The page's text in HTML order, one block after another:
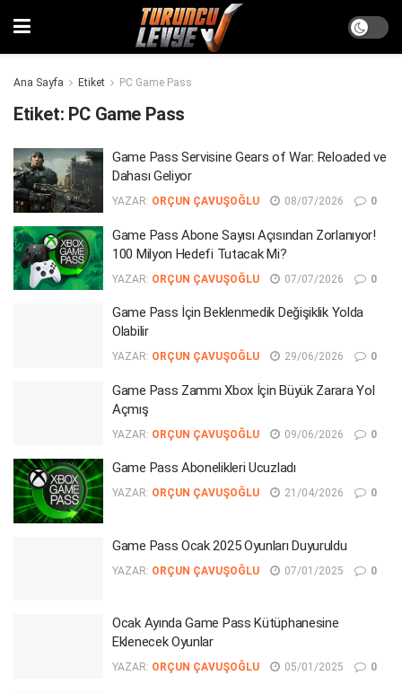
Ana Sayfa Etiket PC Game Pass
Etiket: PC Game Pass
Game Pass Servisine Gears of War: Reloaded ve
Dahası Geliyor
YAZAR: ORÇUN ÇAVUŞOĞLU 08/07/2026 0
Game Pass Abone Sayısı Açısından Zorlanıyor!
100 Milyon Hedefi Tutacak Mi?
YAZAR: ORÇUN ÇAVUŞOĞLU 07/07/2026 0
Game Pass İçin Beklenmedik Değişiklik Yolda
Olabilir
YAZAR: ORÇUN ÇAVUŞOĞLU 29/06/2026 0
Game Pass Zammı Xbox İçin Büyük Zarara Yol
Açmış
YAZAR: ORÇUN ÇAVUŞOĞLU 09/06/2026 0
Game Pass Abonelikleri Ucuzladı
YAZAR: ORÇUN ÇAVUŞOĞLU 21/04/2026 0
Game Pass Ocak 2025 Oyunları Duyuruldu
YAZAR: ORÇUN ÇAVUŞOĞLU 07/01/2025 0
Ocak Ayında Game Pass Kütüphanesine
Eklenecek Oyunlar
YAZAR: ORÇUN ÇAVUŞOĞLU 05/01/2025 0